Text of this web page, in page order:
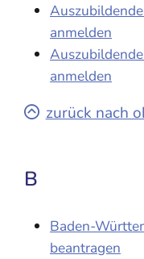
anmelden
anmelden
zurück nach
B
Baden-
beantragen